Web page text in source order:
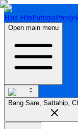
Hua HinPattaya
Open main menu
Bang Sare, Sattahip,